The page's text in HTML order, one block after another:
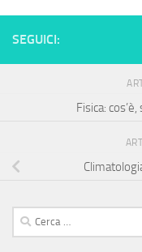
SEGUICI:
Fisica:
Ricerca
per: